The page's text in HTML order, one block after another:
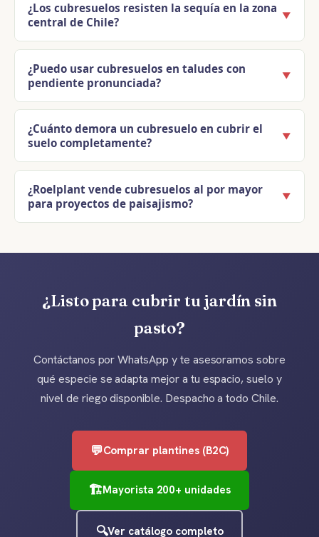
¿Los cubresuelos resisten la sequía en la zona
central de Chile?
▼
¿Puedo usar cubresuelos en taludes con
pendiente pronunciada?
▼
¿Cuánto demora un cubresuelo en cubrir el
suelo completamente?
▼
¿Roelplant vende cubresuelos al por mayor
para proyectos de paisajismo?
▼
¿Listo para cubrir tu jardín sin
pasto?
Contáctanos por WhatsApp y te asesoramos sobre
qué especie se adapta mejor a tu espacio, suelo y
nivel de riego disponible. Despacho a todo Chile.
💬Comprar plantines (B2C)
🏗️Mayorista 200+ unidades
🔍Ver catálogo completo